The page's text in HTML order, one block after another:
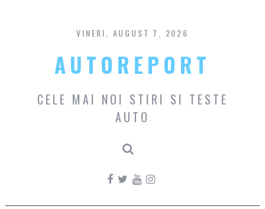
content
VINERI, AUGUST 7, 2026
AUTOREPORT
CELE MAI NOI STIRI SI TESTE
AUTO